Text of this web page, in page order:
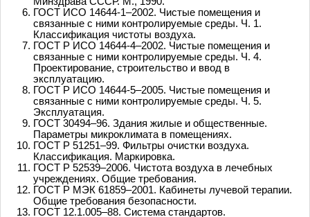
ГОСТ ИСО 14644-1–2002. Чистые помещения и
связанные с ними контролируемые среды. Ч. 1.
Классификация чистоты воздуха.
ГОСТ Р ИСО 14644-4–2002. Чистые помещения и
связанные с ними контролируемые среды. Ч. 4.
Проектирование, строительство и ввод в
эксплуатацию.
ГОСТ Р ИСО 14644-5–2005. Чистые помещения и
связанные с ними контролируемые среды. Ч. 5.
Эксплуатация.
ГОСТ 30494–96. Здания жилые и общественные.
Параметры микроклимата в помещениях.
ГОСТ Р 51251–99. Фильтры очистки воздуха.
Классификация. Маркировка.
ГОСТ Р 52539–2006. Чистота воздуха в лечебных
учреждениях. Общие требования.
ГОСТ Р МЭК 61859–2001. Кабинеты лучевой терапии.
Общие требования безопасности.
ГОСТ 12.1.005–88. Система стандартов.